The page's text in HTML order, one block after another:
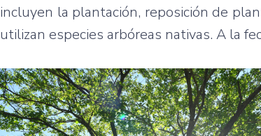
incluyen la plantación, reposición de
utilizan especies arbóreas nativas. A la